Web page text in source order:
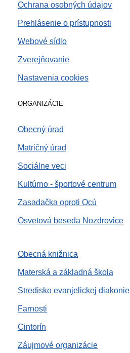
Ochrana osobných údajov
Prehlásenie o prístupnosti
Webové sídlo
Zverejňovanie
Nastavenia cookies
ORGANIZÁCIE
Obecný úrad
Matričný úrad
Sociálne veci
Kultúrno - športové centrum
Zasadačka oproti Ocú
Osvetová beseda Nozdrovice
Obecná knižnica
Materská a základná škola
Stredisko evanjelickej diakonie
Farnosti
Cintorín
Záujmové organizácie